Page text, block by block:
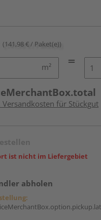
(141,98 € / Paket(e))
m²
Versandkosten für Stückgut
ist nicht im Liefergebiet
abholen